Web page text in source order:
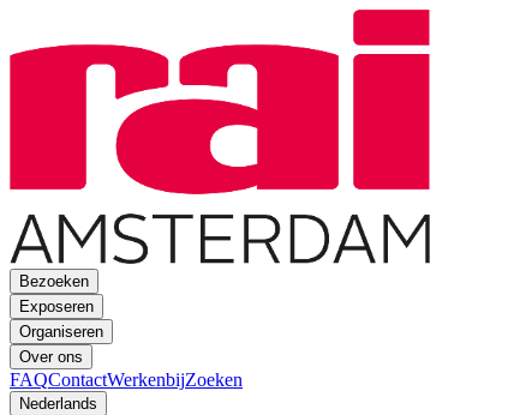
Bezoeken
Exposeren
Organiseren
Over ons
FAQContactWerkenbijZoeken
Nederlands